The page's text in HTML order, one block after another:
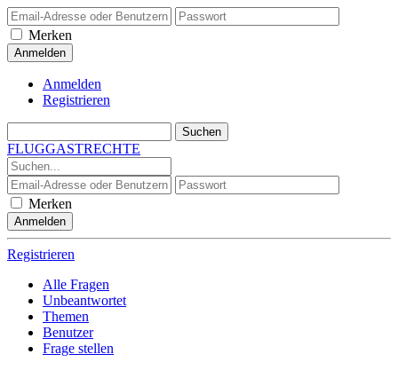
Merken
Anmelden
Registrieren
FLUGGASTRECHTE
Merken
Registrieren
Alle Fragen
Unbeantwortet
Themen
Benutzer
Frage stellen